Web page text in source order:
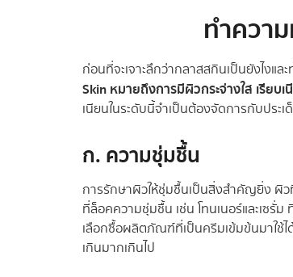
ทำควา
ก่อนที่จะเจาะลึกว่ากลาสสกินเป็นยังไงแล
Skin หมายถึงการมีผิวกระจ่างใส เรียบ
เนียนในระดับนี้จำเป็นต้องจัดการกับปร
ก. ความชุ่มชื้น
การรักษาผิวให้ชุ่มชื้นเป็นสิ่งสำคัญยิ่ง ผิ
ที่ล็อคความชุ่มชื้น เช่น โทนเนอร์และเซรั่
เลือกซื้อผลิตภัณฑ์ที่เป็นครีมเข้มข้นมาใช้
เกินมากเกินไป